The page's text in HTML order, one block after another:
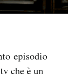
episodio
che è un